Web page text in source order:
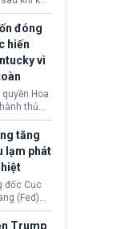
vi, tạo
khác
động
mại hoá
phui,
Infantino
cáo
ép tài
sự ủng
đoàn
Trước
FIFA phải
khẩn ở
đóng
hiến
vì
quyền Hoa
thủ
nhận
tổ chức
for
đơn vị
có nhiều
trọng, vi
về an
tăng
lạm phát
đốc Cục
(Fed)
sẽ ủng hộ
lạm
Trump